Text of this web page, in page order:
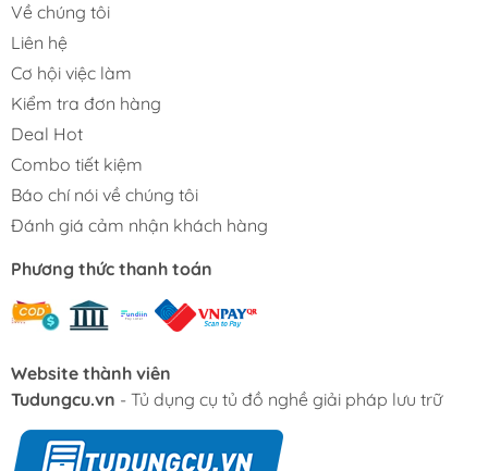
Về chúng tôi
Liên hệ
Cơ hội việc làm
Kiểm tra đơn hàng
Deal Hot
Combo tiết kiệm
Báo chí nói về chúng tôi
Đánh giá cảm nhận khách hàng
Phương thức thanh toán
Website thành viên
Tudungcu.vn - Tủ dụng cụ tủ đồ nghề giải pháp lưu trữ